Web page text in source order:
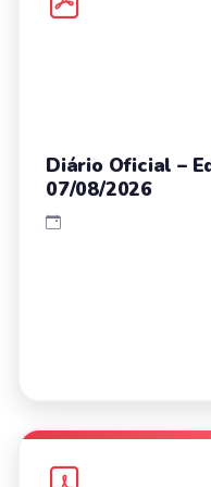
Diário Oficial –
07/08/2026